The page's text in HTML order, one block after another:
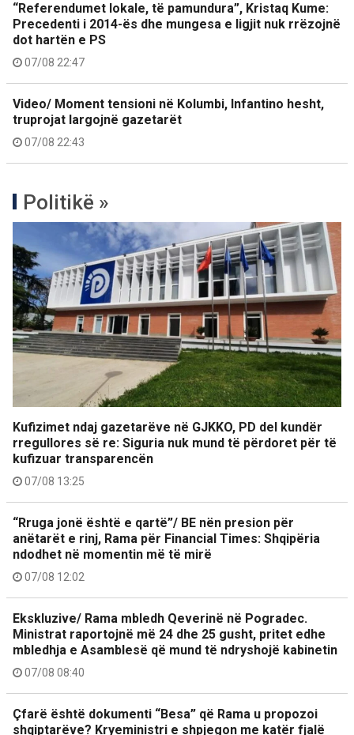
“Referendumet lokale, të pamundura”, Kristaq Kume:
Precedenti i 2014-ës dhe mungesa e ligjit nuk rrëzojnë
dot hartën e PS
07/08 22:47
Video/ Moment tensioni në Kolumbi, Infantino hesht,
truprojat largojnë gazetarët
07/08 22:43
Politikë »
Kufizimet ndaj gazetarëve në GJKKO, PD del kundër
rregullores së re: Siguria nuk mund të përdoret për të
kufizuar transparencën
07/08 13:25
“Rruga jonë është e qartë”/ BE nën presion për
anëtarët e rinj, Rama për Financial Times: Shqipëria
ndodhet në momentin më të mirë
07/08 12:02
Ekskluzive/ Rama mbledh Qeverinë në Pogradec.
Ministrat raportojnë më 24 dhe 25 gusht, pritet edhe
mbledhja e Asamblesë që mund të ndryshojë kabinetin
07/08 08:40
Çfarë është dokumenti “Besa” që Rama u propozoi
shqiptarëve? Kryeministri e shpjegon me katër fjalë